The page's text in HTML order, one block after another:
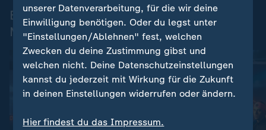
Biathlon Nation - Ein Team. Eine
Mission.
unserer Datenverarbeitung, für die wir deine
Einwilligung benötigen. Oder du legst unter
"Einstellungen/Ablehnen" fest, welchen
Zwecken du deine Zustimmung gibst und
welchen nicht. Deine Datenschutzeinstellungen
kannst du jederzeit mit Wirkung für die Zukunft
in deinen Einstellungen widerrufen oder ändern.
Hier findest du das Impressum.